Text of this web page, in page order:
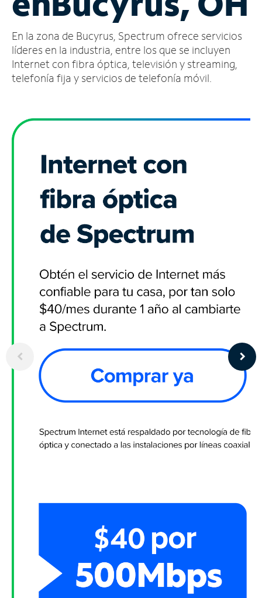
cuenta
Encuentra
una
tienda
En la zona de Bucyrus, Spectrum ofrece servicios
líderes en la industria, entre los que se incluyen
Internet con fibra óptica, televisión y streaming,
telefonía fija y servicios de telefonía móvil.